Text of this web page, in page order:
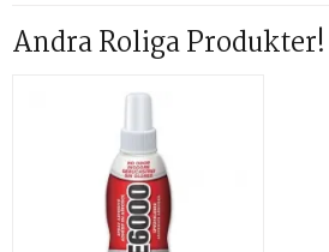
Andra Roliga Produkter!